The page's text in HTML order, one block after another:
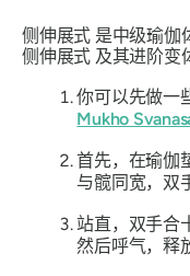
侧伸展式 是中级瑜伽
侧伸展式 及其进阶变
你可以先做一
Mukho
首先，在瑜伽
与髋同宽，双
站直，双手合
然后呼气，释